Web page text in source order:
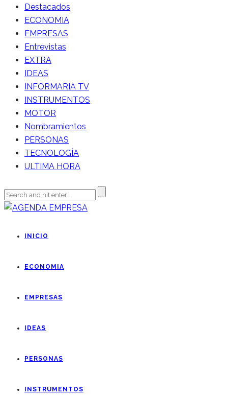
Destacados
ECONOMIA
EMPRESAS
Entrevistas
EXTRA
IDEAS
INFORMARIA TV
INSTRUMENTOS
MOTOR
Nombramientos
PERSONAS
TECNOLOGÍA
ULTIMA HORA
INICIO
ECONOMIA
EMPRESAS
IDEAS
PERSONAS
INSTRUMENTOS